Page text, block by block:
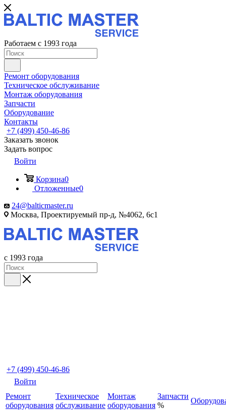
Работаем с 1993 года
Ремонт оборудования
Техническое обслуживание
Монтаж оборудования
Запчасти
Оборудование
Контакты
+7 (499) 450-46-86
Заказать звонок
Задать вопрос
Войти
Корзина0
Отложенные0
24@balticmaster.ru
Москва, Проектируемый пр-д, №4062, 6с1
с 1993 года
+7 (499) 450-46-86
Войти
Ремонт
оборудования
Техническое
обслуживание
Монтаж
оборудования
Запчасти
%